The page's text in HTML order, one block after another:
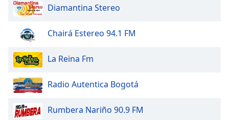
window.
Background
Diamantina Stereo
Chairá Estereo 94.1 FM
La Reina Fm
Radio Autentica Bogotá
Rumbera Nariño 90.9 FM